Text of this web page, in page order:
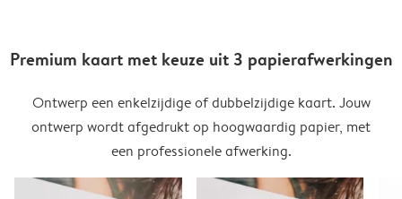
Premium kaart met keuze uit 3 papierafwerkingen
Ontwerp een enkelzijdige of dubbelzijdige kaart. Jouw
ontwerp wordt afgedrukt op hoogwaardig papier, met
een professionele afwerking.